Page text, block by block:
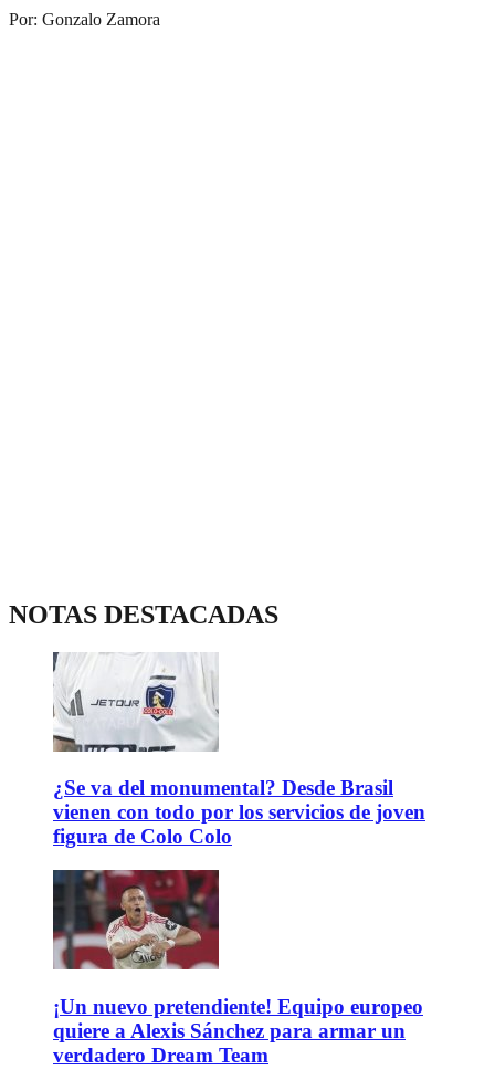
Por: Gonzalo Zamora
NOTAS DESTACADAS
¿Se va del monumental? Desde Brasil
vienen con todo por los servicios de joven
figura de Colo Colo
¡Un nuevo pretendiente! Equipo europeo
quiere a Alexis Sánchez para armar un
verdadero Dream Team